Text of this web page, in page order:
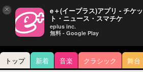
トップ 新着 音楽 クラシック 舞台
× e＋(イープラス)アプリ - チケッ
ト・ニュース・スマチケ
eplus inc.
無料 - Google Play